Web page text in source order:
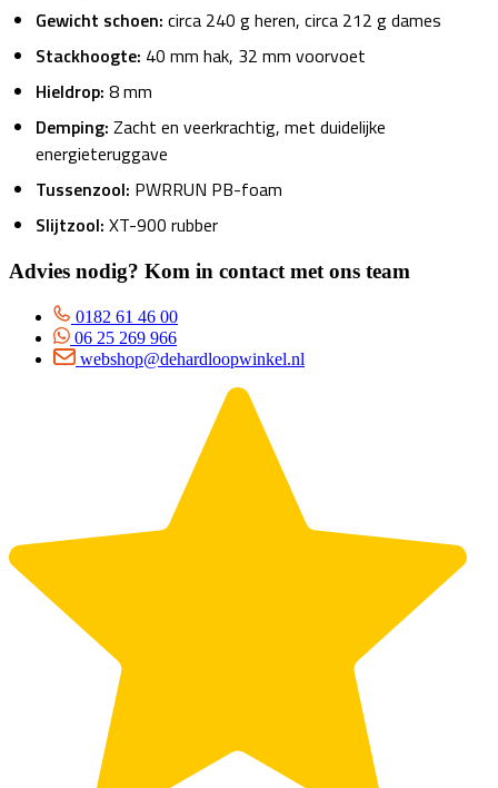
Gewicht schoen: circa 240 g heren, circa 212 g dames
Stackhoogte: 40 mm hak, 32 mm voorvoet
Hieldrop: 8 mm
Demping: Zacht en veerkrachtig, met duidelijke
energieteruggave
Tussenzool: PWRRUN PB-foam
Slijtzool: XT-900 rubber
Advies nodig? Kom in contact met ons team
0182 61 46 00
06 25 269 966
webshop@dehardloopwinkel.nl